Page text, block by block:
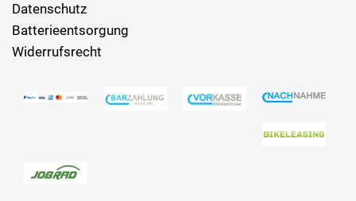
Datenschutz
Batterieentsorgung
Widerrufsrecht